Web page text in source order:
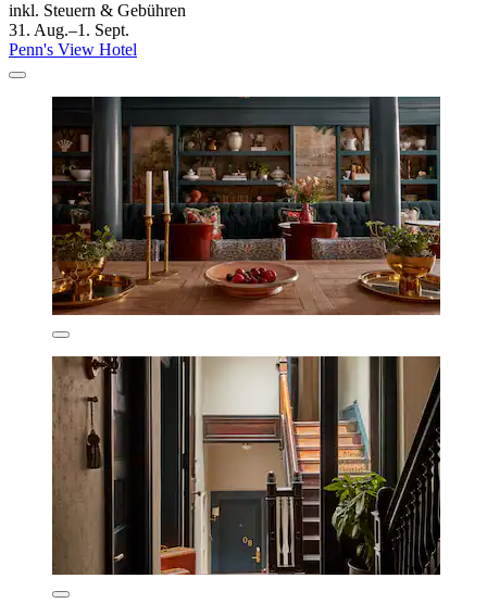
inkl. Steuern & Gebühren
31. Aug.–1. Sept.
Penn's View Hotel